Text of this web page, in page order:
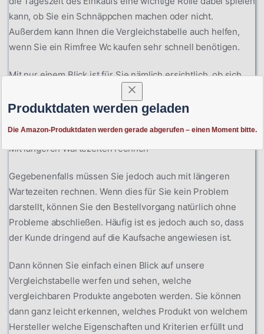
Produktdaten werden geladen
Die Amazon-Produktdaten werden gerade abgerufen – einen Moment bitte.
kann, ob Sie ein Schnäppchen machen oder nicht.
Außerdem kann Ihnen die Vergleichstabelle auch helfen,
wenn Sie ein Rimfree Wc kaufen sehr schnell benötigen.
Mit nur einem Blick ist für Sie nämlich ersichtlich, ob sich
das Produkt bereits im Lager befindet, sodass Sie binnen
weniger Tage mit einem Eintreffen bei Ihnen zu Hause
Mit längeren Wartezeiten rechnen
Gegebenenfalls müssen Sie jedoch auch mit längeren
Wartezeiten rechnen. Wenn dies für Sie kein Problem
darstellt, können Sie den Bestellvorgang natürlich ohne
Probleme abschließen. Häufig ist es jedoch auch so, dass
der Kunde dringend auf die Kaufsache angewiesen ist.
Dann können Sie einfach einen Blick auf unsere
Vergleichstabelle werfen und sehen, welche
vergleichbaren Produkte angeboten werden. Sie können
dann ganz leicht erkennen, welches Produkt von welchem
Hersteller welche Eigenschaften und Kriterien erfüllt und